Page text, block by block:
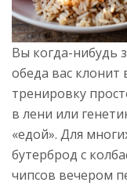
Вы когда-нибудь
обеда вас
тренировку
в лени или
«едой». Для
бутерброд с
чипсов вечером